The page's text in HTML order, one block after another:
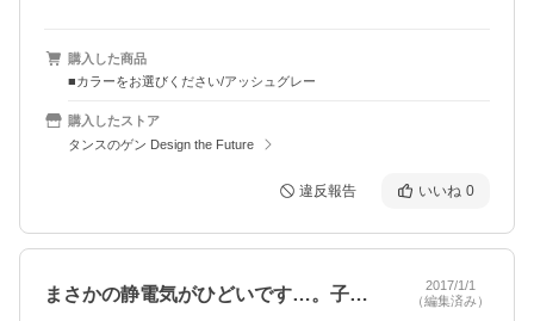
購入した商品
■カラーをお選びください/アッシュグレー
購入したストア
タンスのゲン Design the Future
違反報告 いいね 0
まさかの静電気がひどいです…。子供も抱…
2017/1/1
（編集済み）